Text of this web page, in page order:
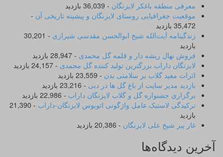
معرفی منطقه باغکر لایزنگان - 36,039 بازدید
موقعیت جغرافیایی روستای لایزنگان و پیشینه تاریخی آن -
35,472 بازدید
زندگینامه آیت‌الله شیخ ابوالحسن‌ مقدسی شیرازی‌
- 30,201
بازدید
فروش نهال ریشه دار و قلمه گل محمدی - 28,947 بازدید
لایزنگان داراب بزرگترین تولید کننده گل محمدی - 24,157 بازدید
اثرات مفید گلاب بر سلامتی بدن - 23,559 بازدید
بازدید مدیر سایت از باغ گل ها در دبی - 23,216 بازدید
برگزاری جشنواره گل و گلاب لایزنگان داراب - 22,986 بازدید
ترکیدگی لاستیک عامل واژگونی اتوبوس لایزنگان-داراب
- 21,390
بازدید
غار پیر شیخ علی لایزنگان - 20,386 بازدید
آخرین دیدگاه‌ها